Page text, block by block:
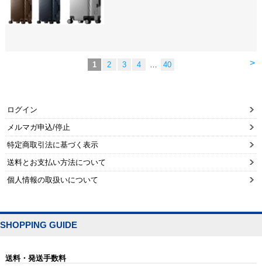
>
1 2 3 4 … 40
ログイン
メルマガ申込/停止
特定商取引法に基づく表示
送料とお支払い方法について
個人情報の取扱いについて
SHOPPING GUIDE
送料・発送手数料